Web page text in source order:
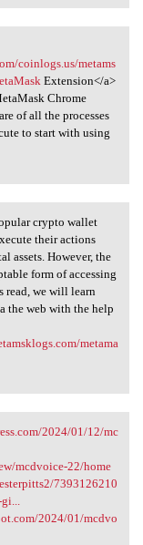
coinlogs.us/metams
Extension</a>
Chrome
of all the processes
to start with using
a
crypto wallet
their actions
assets. However, the
form of accessing
read, we will learn
the web with the help
metama
2024/01/12/mc
mcdvoice-22/home
7393126210
2024/01/mcdvo